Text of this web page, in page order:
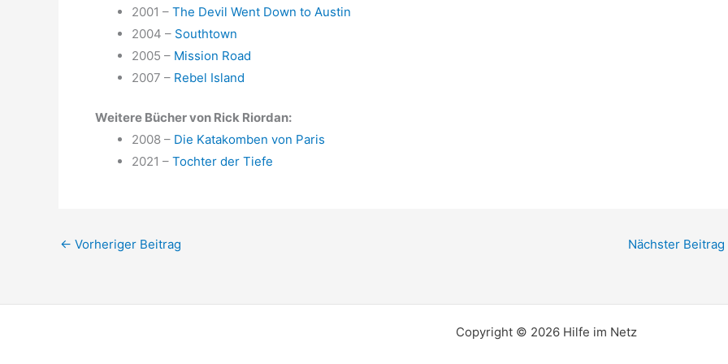
2001 – The Devil Went Down to Austin
2004 – Southtown
2005 – Mission Road
2007 – Rebel Island
Weitere Bücher von Rick Riordan:
2008 – Die Katakomben von Paris
2021 – Tochter der Tiefe
← Vorheriger Beitrag Nächster Beitrag
Copyright © 2026 Hilfe im Netz